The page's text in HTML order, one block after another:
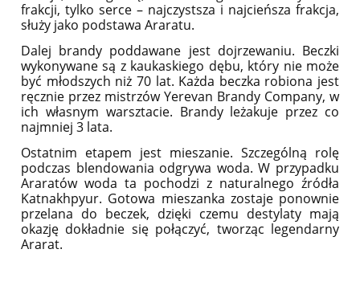
frakcji, tylko serce – najczystsza i najcieńsza frakcja,
służy jako podstawa Araratu.
Dalej brandy poddawane jest dojrzewaniu. Beczki
wykonywane są z kaukaskiego dębu, który nie może
być młodszych niż 70 lat. Każda beczka robiona jest
ręcznie przez mistrzów Yerevan Brandy Company, w
ich własnym warsztacie. Brandy leżakuje przez co
najmniej 3 lata.
Ostatnim etapem jest mieszanie. Szczególną rolę
podczas blendowania odgrywa woda. W przypadku
Araratów woda ta pochodzi z naturalnego źródła
Katnakhpyur. Gotowa mieszanka zostaje ponownie
przelana do beczek, dzięki czemu destylaty mają
okazję dokładnie się połączyć, tworząc legendarny
Ararat.